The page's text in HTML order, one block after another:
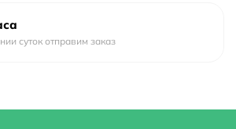
суток отправим заказ